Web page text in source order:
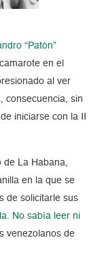
“Patón”
en el
al ver
consecuencia, sin
iniciarse con la II
de La Habana,
en la que se
de solicitarle sus
No sabía leer ni
venezolanos de